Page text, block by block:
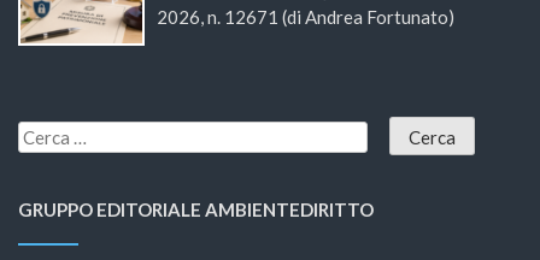
2026, n. 12671 (di Andrea Fortunato)
GRUPPO EDITORIALE AMBIENTEDIRITTO